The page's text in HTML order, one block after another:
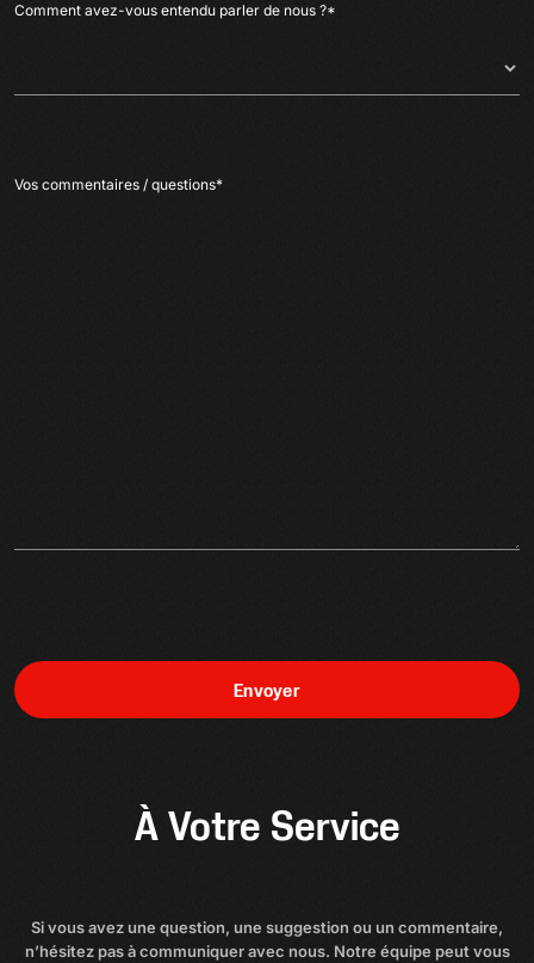
Comment avez-vous entendu parler de nous ?*
Vos commentaires / questions*
Envoyer
À Votre Service
Si vous avez une question, une suggestion ou un commentaire,
n’hésitez pas à communiquer avec nous. Notre équipe peut vous